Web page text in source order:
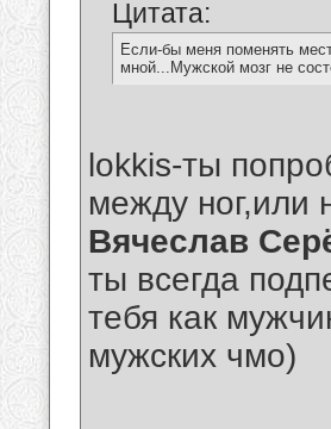
Цитата:
Если-бы меня поменять
мной...Мужской мозг не
lokkis-ты
между ног,или
Вячеслав
ты всегда
тебя как
мужских чмо)